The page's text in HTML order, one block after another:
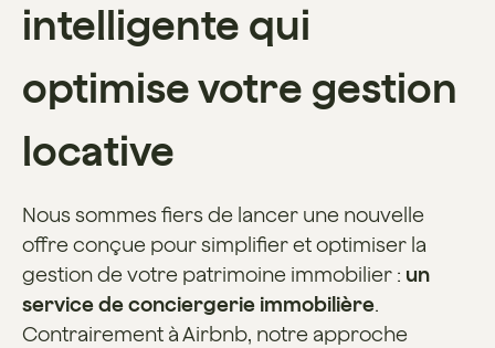
intelligente qui
optimise votre gestion
locative
Nous sommes fiers de lancer une nouvelle
offre conçue pour simplifier et optimiser la
gestion de votre patrimoine immobilier : un
service de conciergerie immobilière.
Contrairement à Airbnb, notre approche